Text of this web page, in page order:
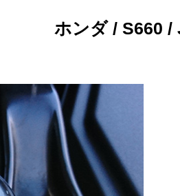
ホンダ / S660 /